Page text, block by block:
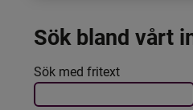
Sök bland vårt
Filtrera resultatet
Det här formuläret postas
Sök med fritext